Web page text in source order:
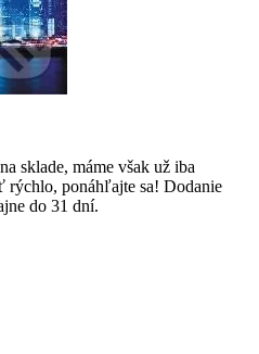
sklade, máme však už iba
rýchlo, ponáhľajte sa! Dodanie
do 31 dní.